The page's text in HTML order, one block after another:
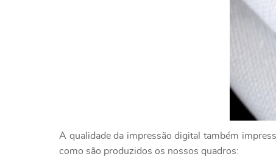
A qualidade da impressão digital também
como são produzidos os nossos quadros: